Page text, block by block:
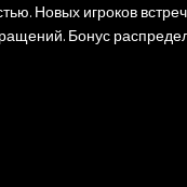
Новых игроков
Бонус